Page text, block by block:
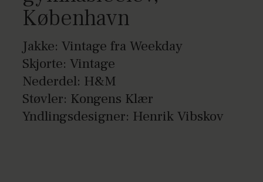
København
Jakke: Vintage fra Weekday
Skjorte: Vintage
Nederdel: H&M
Støvler: Kongens Klær
Yndlingsdesigner: Henrik Vibskov